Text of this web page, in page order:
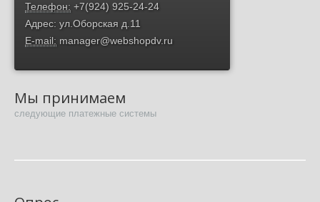
Телефон: +7(924) 925-24-24
Адрес: ул.Оборская д.11
E-mail: manager@webshopdv.ru
Мы принимаем
следующие платежные системы